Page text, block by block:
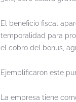
El beneficio fiscal
temporalidad para
el cobro del bonus,
Ejemplificaron este
La empresa tiene